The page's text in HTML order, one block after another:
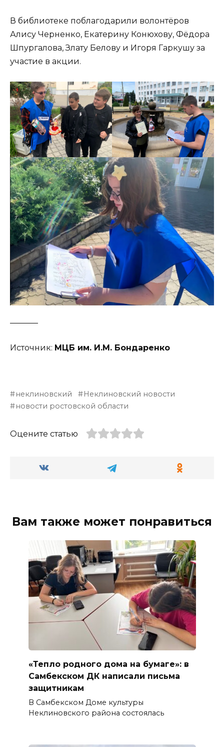
В библиотеке поблагодарили волонтёров
Алису Черненко, Екатерину Конюхову, Фёдора
Шпургалова, Злату Белову и Игоря Гаркушу за
участие в акции.
Источник: МЦБ им. И.М. Бондаренко
неклиновский
Неклиновский новости
новости ростовской области
Оцените статью
Вам также может понравиться
«Тепло родного дома на бумаге»: в
Самбекском ДК написали письма
защитникам
В Самбекском Доме культуры
Неклиновского района состоялась